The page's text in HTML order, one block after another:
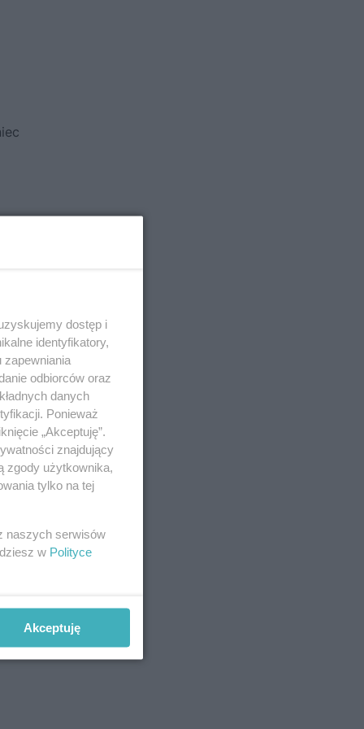
,
dostęp i
identyfikatory,
zapewniania
odbiorców oraz
danych
Ponieważ
„Akceptuję”.
znajdujący
zgody użytkownika,
tylko na tej
naszych serwisów
w Polityce
Akceptuję